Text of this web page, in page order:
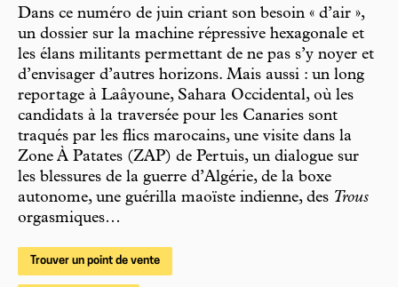
Dans ce numéro de juin criant son besoin « d’air »,
un dossier sur la machine répressive hexagonale et
les élans militants permettant de ne pas s’y noyer et
d’envisager d’autres horizons. Mais aussi : un long
reportage à Laâyoune, Sahara Occidental, où les
candidats à la traversée pour les Canaries sont
traqués par les flics marocains, une visite dans la
Zone À Patates (ZAP) de Pertuis, un dialogue sur
les blessures de la guerre d’Algérie, de la boxe
autonome, une guérilla maoïste indienne, des Trous
orgasmiques…
Trouver un point de vente